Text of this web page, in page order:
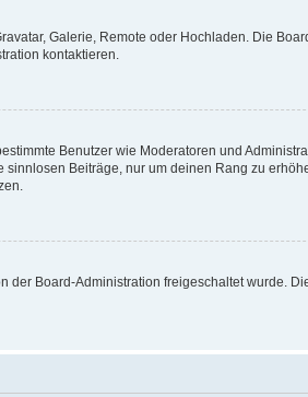
Galerie, Remote oder Hochladen. Die
kontaktieren.
Benutzer wie Moderatoren und
Beiträge, nur um deinen Rang zu
der Board-Administration freigeschaltet wurde.